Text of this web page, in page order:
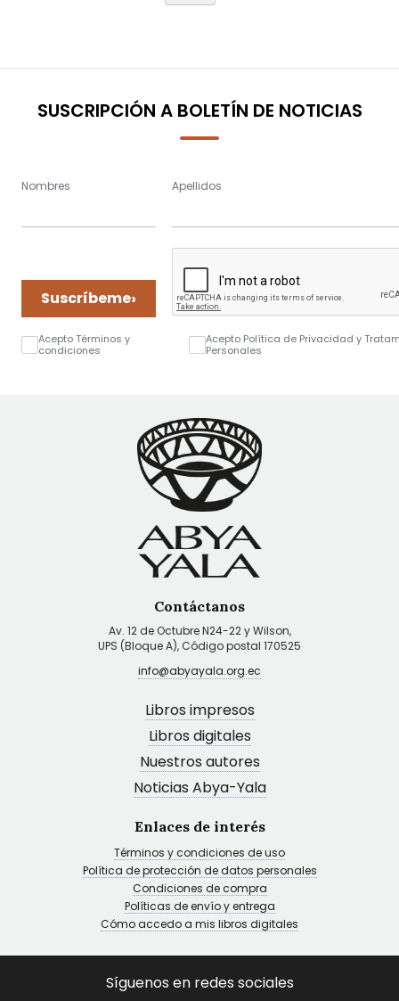
SUSCRIPCIÓN A BOLETÍN DE NOTICIAS
Nombres Apellidos
Suscríbeme›
Acepto Términos y
condiciones
Acepto Política de Privacidad y
Personales
Contáctanos
Av. 12 de Octubre N24-22 y Wilson,
UPS (Bloque A), Código postal 170525
info@abyayala.org.ec
Libros impresos
Libros digitales
Nuestros autores
Noticias Abya-Yala
Enlaces de interés
Términos y condiciones de uso
Política de protección de datos personales
Condiciones de compra
Políticas de envío y entrega
Cómo accedo a mis libros digitales
Síguenos en redes sociales